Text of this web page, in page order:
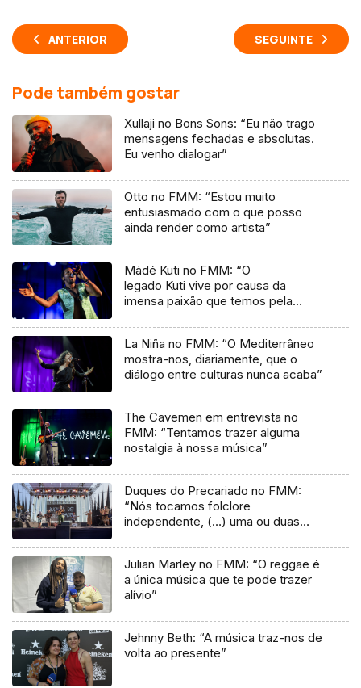
ANTERIOR SEGUINTE
Pode também gostar
Xullaji no Bons Sons: “Eu não trago
mensagens fechadas e absolutas.
Eu venho dialogar”
Otto no FMM: “Estou muito
entusiasmado com o que posso
ainda render como artista”
Mádé Kuti no FMM: “O
legado Kuti vive por causa da
imensa paixão que temos pela
La Niña no FMM: “O Mediterrâneo
mostra-nos, diariamente, que o
diálogo entre culturas nunca acaba”
The Cavemen em entrevista no
FMM: “Tentamos trazer alguma
nostalgia à nossa música”
Duques do Precariado no FMM:
“Nós tocamos folclore
independente, (…) uma ou duas
Julian Marley no FMM: “O reggae é
a única música que te pode trazer
alívio”
Jehnny Beth: “A música traz-nos de
volta ao presente”